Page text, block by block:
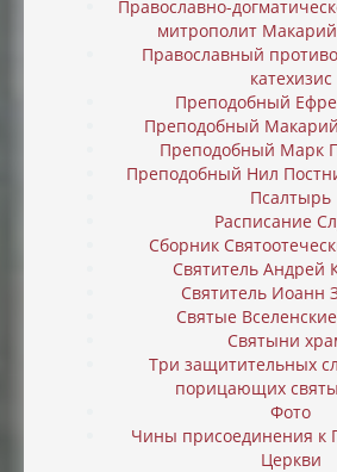
Православно-
митрополит Макарий
Православный
катехизис
Преподобный
Преподобный
Преподобный Марк
Преподобный Нил
Псалтырь
Расписание
Сборник
Святитель Андрей
Святитель Иоанн
Святые
Святыни
Три защитительных
порицающих
Фото
Чины присоединения к
Церкви